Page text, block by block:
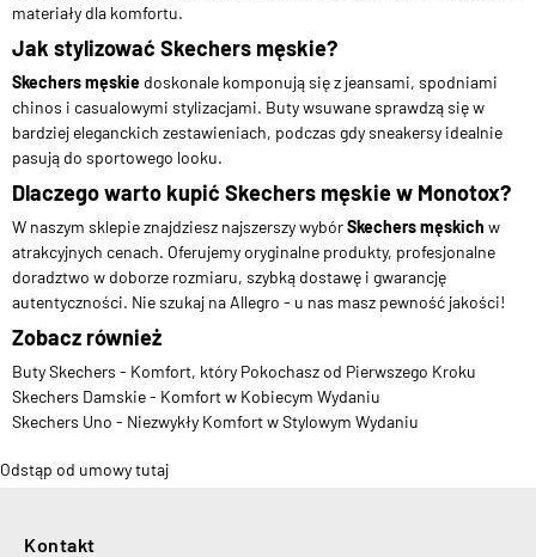
materiały dla komfortu.
Jak stylizować Skechers męskie?
Skechers męskie doskonale komponują się z jeansami, spodniami
chinos i casualowymi stylizacjami. Buty wsuwane sprawdzą się w
bardziej eleganckich zestawieniach, podczas gdy sneakersy idealnie
pasują do sportowego looku.
Dlaczego warto kupić Skechers męskie w Monotox?
W naszym sklepie znajdziesz najszerszy wybórSkechers męskich w
atrakcyjnych cenach. Oferujemy oryginalne produkty, profesjonalne
doradztwo w doborze rozmiaru, szybką dostawę i gwarancję
autentyczności. Nie szukaj na Allegro - u nas masz pewność jakości!
Zobacz również
Buty Skechers - Komfort, który Pokochasz od Pierwszego Kroku
Skechers Damskie - Komfort w Kobiecym Wydaniu
Skechers Uno - Niezwykły Komfort w Stylowym Wydaniu
Odstąp od umowy tutaj
Kontakt